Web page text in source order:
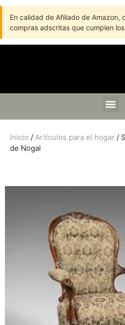
En calidad de Afiliado de Amazon,
compras adscritas que cumplen
Inicio / Artículos para el hogar /
de Nogal